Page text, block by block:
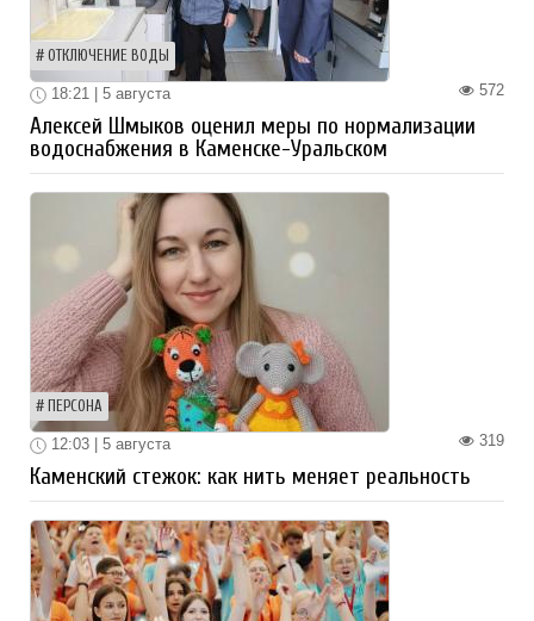
ОТКЛЮЧЕНИЕ ВОДЫ
572
18:21 | 5 августа
Алексей Шмыков оценил меры по нормализации
водоснабжения в Каменске-Уральском
ПЕРСОНА
319
12:03 | 5 августа
Каменский стежок: как нить меняет реальность